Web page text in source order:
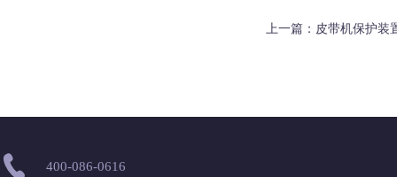
上一篇： 皮带机保护装
400-086-0616